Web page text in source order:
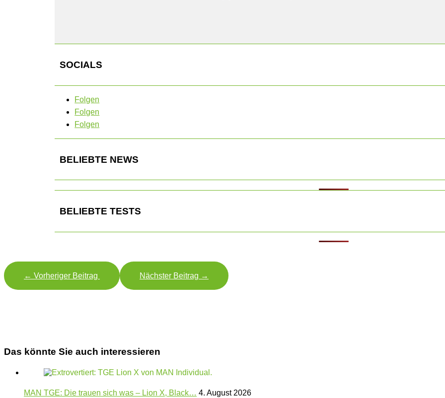
SOCIALS
Folgen
Folgen
Folgen
BELIEBTE NEWS
BELIEBTE TESTS
← Vorheriger Beitrag Nächster Beitrag →
Das könnte Sie auch interessieren
MAN TGE: Die trauen sich was – Lion X, Black… 4. August 2026